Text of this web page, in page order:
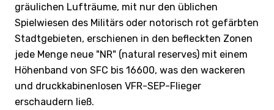
gräulichen Lufträume, mit nur den üblichen
Spielwiesen des Militärs oder notorisch rot gefärbten
Stadtgebieten, erschienen in den befleckten Zonen
jede Menge neue "NR" (natural reserves) mit einem
Höhenband von SFC bis 16600, was den wackeren
und druckkabinenlosen VFR-SEP-Flieger
erschaudern ließ.